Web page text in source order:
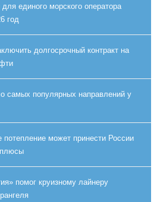
единого морского оператора
год
долгосрочный контракт на
самых популярных направлений у
потепление может принести России
помог круизному лайнеру